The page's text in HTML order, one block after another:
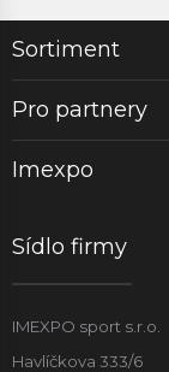
Sortiment
Pro partnery
Imexpo
Sídlo firmy
IMEXPO sport s.r.o.
Havlíčkova 333/6